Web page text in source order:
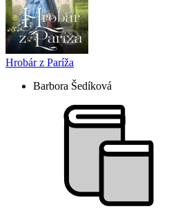
Hrobár z Paríža
Barbora Šedíková